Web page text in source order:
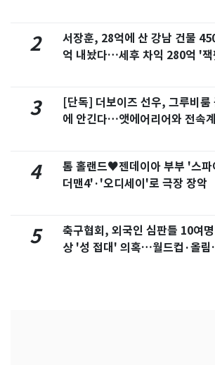
2
서장훈, 28억에 산 강남 건물
억 내놨다…세후 차익 280억 '
3
[단독] 더보이즈 선우, 그루비룸
에 안긴다…앳에어리어와 전속
4
톰 홀랜드♥젠데이아 부부 '스파
더맨4'·'오디세이'로 극장 장악
5
축구협회, 외국인 심판들 10여명
상 '성 접대' 의혹…월드컵·올림